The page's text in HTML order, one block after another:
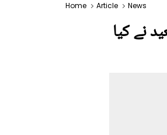
Home Article News
نے کیا